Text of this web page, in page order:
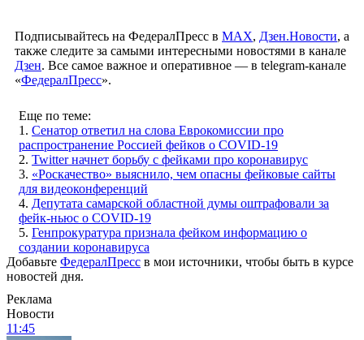
Подписывайтесь на ФедералПресс в МАХ, Дзен.Новости, а
также следите за самыми интересными новостями в канале
Дзен. Все самое важное и оперативное — в telegram-канале
«ФедералПресс».
Еще по теме:
1. Сенатор ответил на слова Еврокомиссии про
распространение Россией фейков о COVID-19
2. Twitter начнет борьбу с фейками про коронавирус
3. «Роскачество» выяснило, чем опасны фейковые сайты
для видеоконференций
4. Депутата самарской областной думы оштрафовали за
фейк-ньюс о COVID-19
5. Генпрокуратура признала фейком информацию о
создании коронавируса
Добавьте ФедералПресс в мои источники, чтобы быть в курсе
новостей дня.
Реклама
Новости
11:45